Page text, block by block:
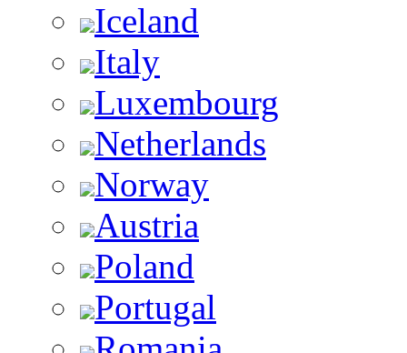
Iceland
Italy
Luxembourg
Netherlands
Norway
Austria
Poland
Portugal